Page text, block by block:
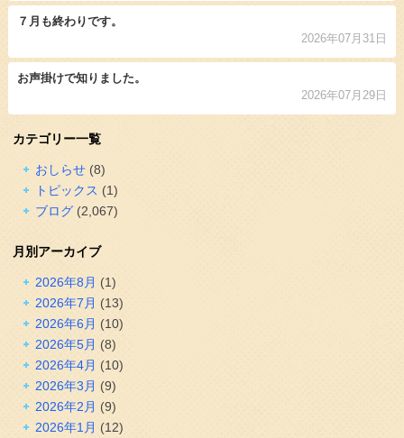
７月も終わりです。
2026年07月31日
お声掛けで知りました。
2026年07月29日
カテゴリー一覧
おしらせ(8)
トピックス (1)
ブログ(2,067)
月別アーカイブ
2026年8月 (1)
2026年7月 (13)
2026年6月 (10)
2026年5月 (8)
2026年4月 (10)
2026年3月 (9)
2026年2月 (9)
2026年1月 (12)